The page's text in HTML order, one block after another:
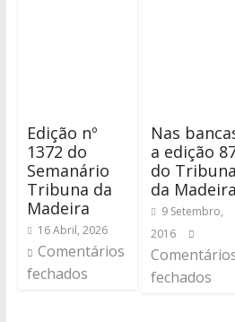
Edição nº
1372 do
Semanário
Tribuna da
Madeira
16 Abril, 2026
Comentários
fechados
Nas
a edição
do Tribuna
da Madeira
9 Setembro,
2016
fechados